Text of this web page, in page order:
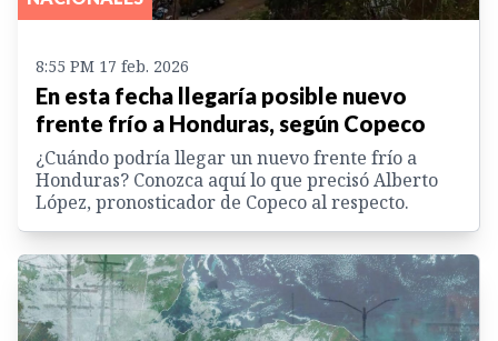
8:55 PM 17 feb. 2026
En esta fecha llegaría posible nuevo
frente frío a Honduras, según Copeco
¿Cuándo podría llegar un nuevo frente frío a
Honduras? Conozca aquí lo que precisó Alberto
López, pronosticador de Copeco al respecto.